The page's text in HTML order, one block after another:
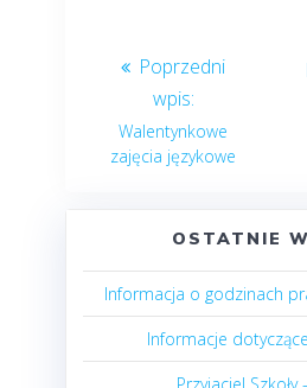
Walentynkowe
zajęcia językowe
OSTATNIE
Informacja o godzinach
Informacje